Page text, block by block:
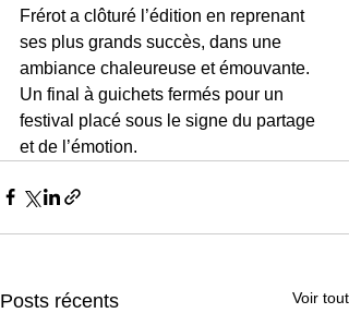
Frérot a clôturé l’édition en reprenant
ses plus grands succès, dans une
ambiance chaleureuse et émouvante.
Un final à guichets fermés pour un
festival placé sous le signe du partage
et de l’émotion.
Posts récents Voir tout